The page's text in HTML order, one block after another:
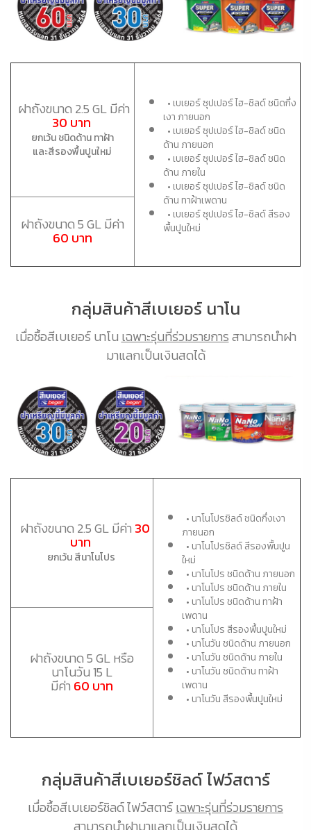
ฝาถังขนาด 2.5 GL มีค่า
30 บาท
ยกเว้น ชนิดด้าน ทาฝ้า
และสีรองพื้นปูนใหม่
• เบเยอร์ ซุปเปอร์ ไฮ-ชิลด์ ชนิดกึ่ง
เงา ภายนอก
• เบเยอร์ ซุปเปอร์ ไฮ-ชิลด์ ชนิด
ด้าน ภายนอก
• เบเยอร์ ซุปเปอร์ ไฮ-ชิลด์ ชนิด
ด้าน ภายใน
• เบเยอร์ ซุปเปอร์ ไฮ-ชิลด์ ชนิด
ด้าน ทาฝ้าเพดาน
• เบเยอร์ ซุปเปอร์ ไฮ-ชิลด์ สีรอง
พื้นปูนใหม่
ฝาถังขนาด 5 GL มีค่า
60 บาท
กลุ่มสินค้าสีเบเยอร์ นาโน
เมื่อซื้อสีเบเยอร์ นาโน เฉพาะรุ่นที่ร่วมรายการสามารถนำฝา
มาแลกเป็นเงินสดได้
ฝาถังขนาด 2.5 GL มีค่า 30
บาท
ยกเว้น สีนาโนโปร
• นาโนโปรชิลด์ ชนิดกึ่งเงา
ภายนอก
• นาโนโปรชิลด์ สีรองพื้นปูน
ใหม่
• นาโนโปร ชนิดด้าน ภายนอก
• นาโนโปร ชนิดด้าน ภายใน
• นาโนโปร ชนิดด้าน ทาฝ้า
เพดาน
• นาโนโปร สีรองพื้นปูนใหม่
• นาโนวัน ชนิดด้าน ภายนอก
• นาโนวัน ชนิดด้าน ภายใน
• นาโนวัน ชนิดด้าน ทาฝ้า
เพดาน
• นาโนวัน สีรองพื้นปูนใหม่
ฝาถังขนาด 5 GL หรือ
นาโนวัน 15 L
มีค่า 60 บาท
กลุ่มสินค้าสีเบเยอร์ชิลด์ ไฟว์สตาร์
เมื่อซื้อสีเบเยอร์ชิลด์ ไฟว์สตาร์เฉพาะรุ่นที่ร่วมรายการ